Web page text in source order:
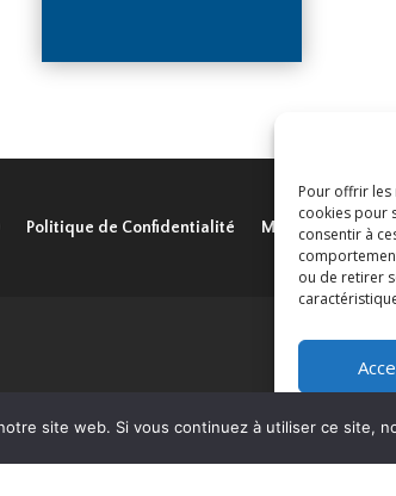
Pour offrir les
cookies pour
consentir à
ou de retirer
Politique de Confidentialité Mentions légales
site web. Si vous continuez à utiliser ce site,